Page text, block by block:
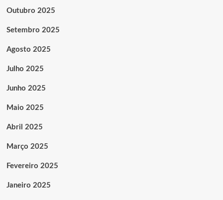
Outubro 2025
Setembro 2025
Agosto 2025
Julho 2025
Junho 2025
Maio 2025
Abril 2025
Março 2025
Fevereiro 2025
Janeiro 2025